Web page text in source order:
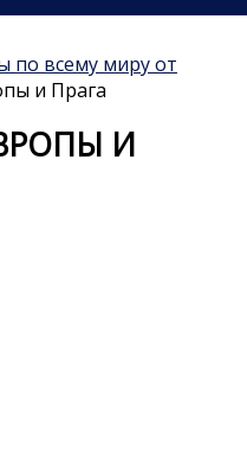
по всему миру от
и Прага
И